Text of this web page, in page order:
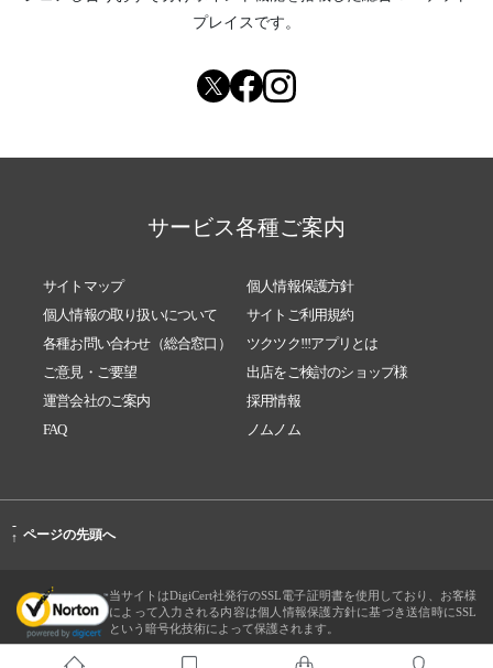
プレイスです。
サービス各種ご案内
サイトマップ
個人情報保護方針
個人情報の取り扱いについて
サイトご利用規約
各種お問い合わせ（総合窓口）
ツクツク!!!アプリとは
ご意見・ご要望
出店をご検討のショップ様
運営会社のご案内
採用情報
FAQ
ノムノム
-
↑ ページの先頭へ
当サイトはDigiCert社発行のSSL電子証明書を使用しており、お客様
によって入力される内容は個人情報保護方針に基づき送信時にSSL
という暗号化技術によって保護されます。